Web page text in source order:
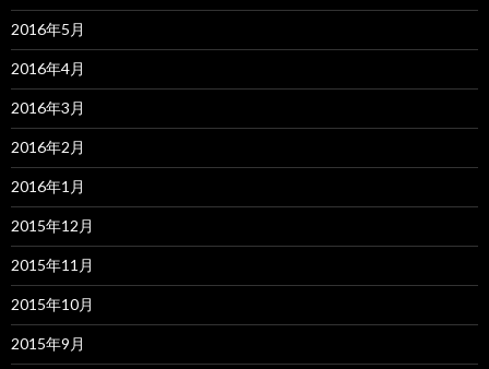
2016年5月
2016年4月
2016年3月
2016年2月
2016年1月
2015年12月
2015年11月
2015年10月
2015年9月